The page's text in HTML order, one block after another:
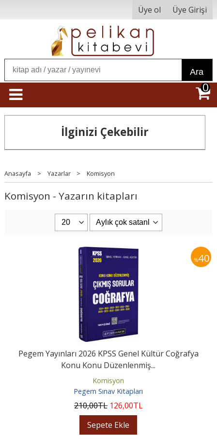
Üye ol Üye Girişi
Ara
0
İlginizi Çekebilir
Anasayfa > Yazarlar > Komisyon
Komisyon - Yazarın kitapları
%40
Pegem Yayınları 2026 KPSS Genel Kültür Coğrafya
Konu Konu Düzenlenmiş...
Komisyon
Pegem Sınav Kitapları
210,00TL 126,00TL
Sepete Ekle